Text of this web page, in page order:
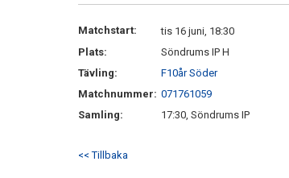
Matchstart:
tis 16 juni, 18:30
Plats:
Söndrums IP H
Tävling:
F10år Söder
Matchnummer: 071761059
Samling:
17:30, Söndrums IP
<< Tillbaka